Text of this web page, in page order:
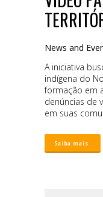
News and
A iniciativa
indígena do
formação em
denúncias de
em suas
atuam com
Nordeste do
ferramentas